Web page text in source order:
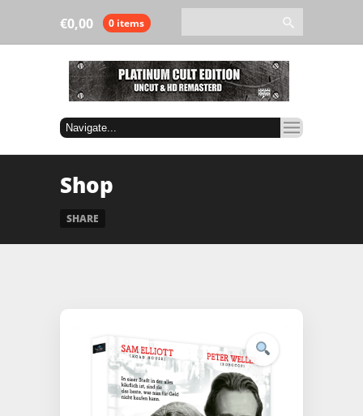
0,00
€ 0 items
Shop
SHARE